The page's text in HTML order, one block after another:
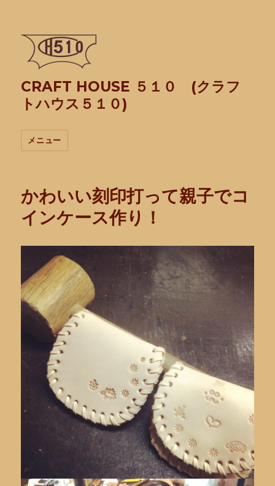
CRAFT HOUSE ５１０ (クラフ
トハウス５１０)
メニュー
かわいい刻印打って親子でコ
インケース作り！